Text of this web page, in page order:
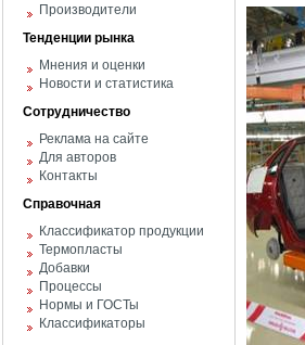
Производители
Тенденции рынка
Мнения и оценки
Новости и статистика
Сотрудничество
Реклама на сайте
Для авторов
Контакты
Справочная
Классификатор продукции
Термопласты
Добавки
Процессы
Нормы и ГОСТы
Классификаторы